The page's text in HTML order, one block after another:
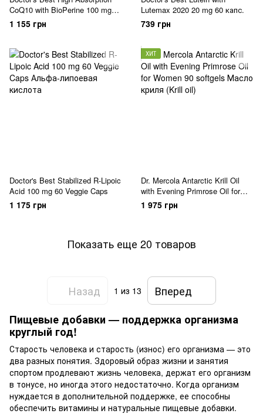
CoQ10 with BioPerine 100 mg
120 капс.
1 155 грн
Lutemax 2020 20 mg 60 капс.
739 грн
Doctor's Best Stabilized R-Lipoic
Acid 100 mg 60 Veggie Caps
1 175 грн
ХИТ
Dr. Mercola Antarctic Krill Oil
with Evening Primrose Oil for
Women 90 softgels
1 975 грн
Показать еще 20 товаров
Назад 1 из 13
Вперед
Пищевые добавки — поддержка организма
круглый год!
Старость человека и старость (износ) его организма — это
два разных понятия. Здоровый образ жизни и занятия
спортом продлевают жизнь человека, держат его организм
в тонусе, но иногда этого недостаточно. Когда организм
нуждается в дополнительной поддержке, ее способны
обеспечить витамины и натуральные пищевые добавки.